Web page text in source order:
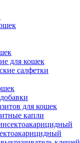
для кошек
салфетки
для кошек
капли